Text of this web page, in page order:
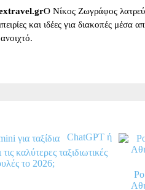
Ο Νίκος Ζωγράφος
και ιδέες για διακοπές
ChatGPT ή
καλύτερες ταξιδιωτικές
το 2026;